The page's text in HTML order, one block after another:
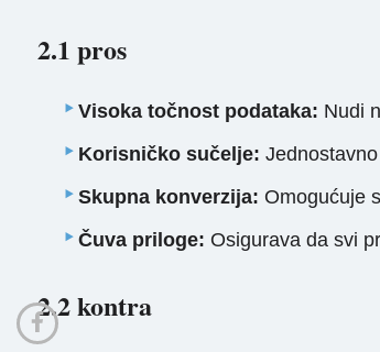
2.1 pros
Visoka točnost podataka: Nudi
Korisničko sučelje:
Skupna konverzija: Omogućuje
Čuva priloge: Osigurava da svi
2.2 kontra